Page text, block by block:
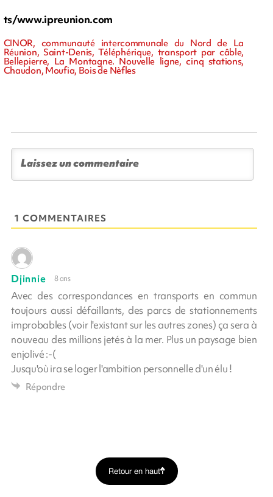
ts/www.ipreunion.com
CINOR, communauté intercommunale du Nord de La
Réunion, Saint-Denis, Téléphérique, transport par câble,
Bellepierre, La Montagne. Nouvelle ligne, cinq stations,
Chaudon, Moufia, Bois de Nèfles
1 COMMENTAIRES
Djinnie 8 ans
Avec des correspondances en transports en commun
toujours aussi défaillants, des parcs de stationnements
improbables (voir l'existant sur les autres zones) ça sera à
nouveau des millions jetés à la mer. Plus un paysage bien
enjolivé :-(
Jusqu'où ira se loger l'ambition personnelle d'un élu !
Répondre
Retour en haut